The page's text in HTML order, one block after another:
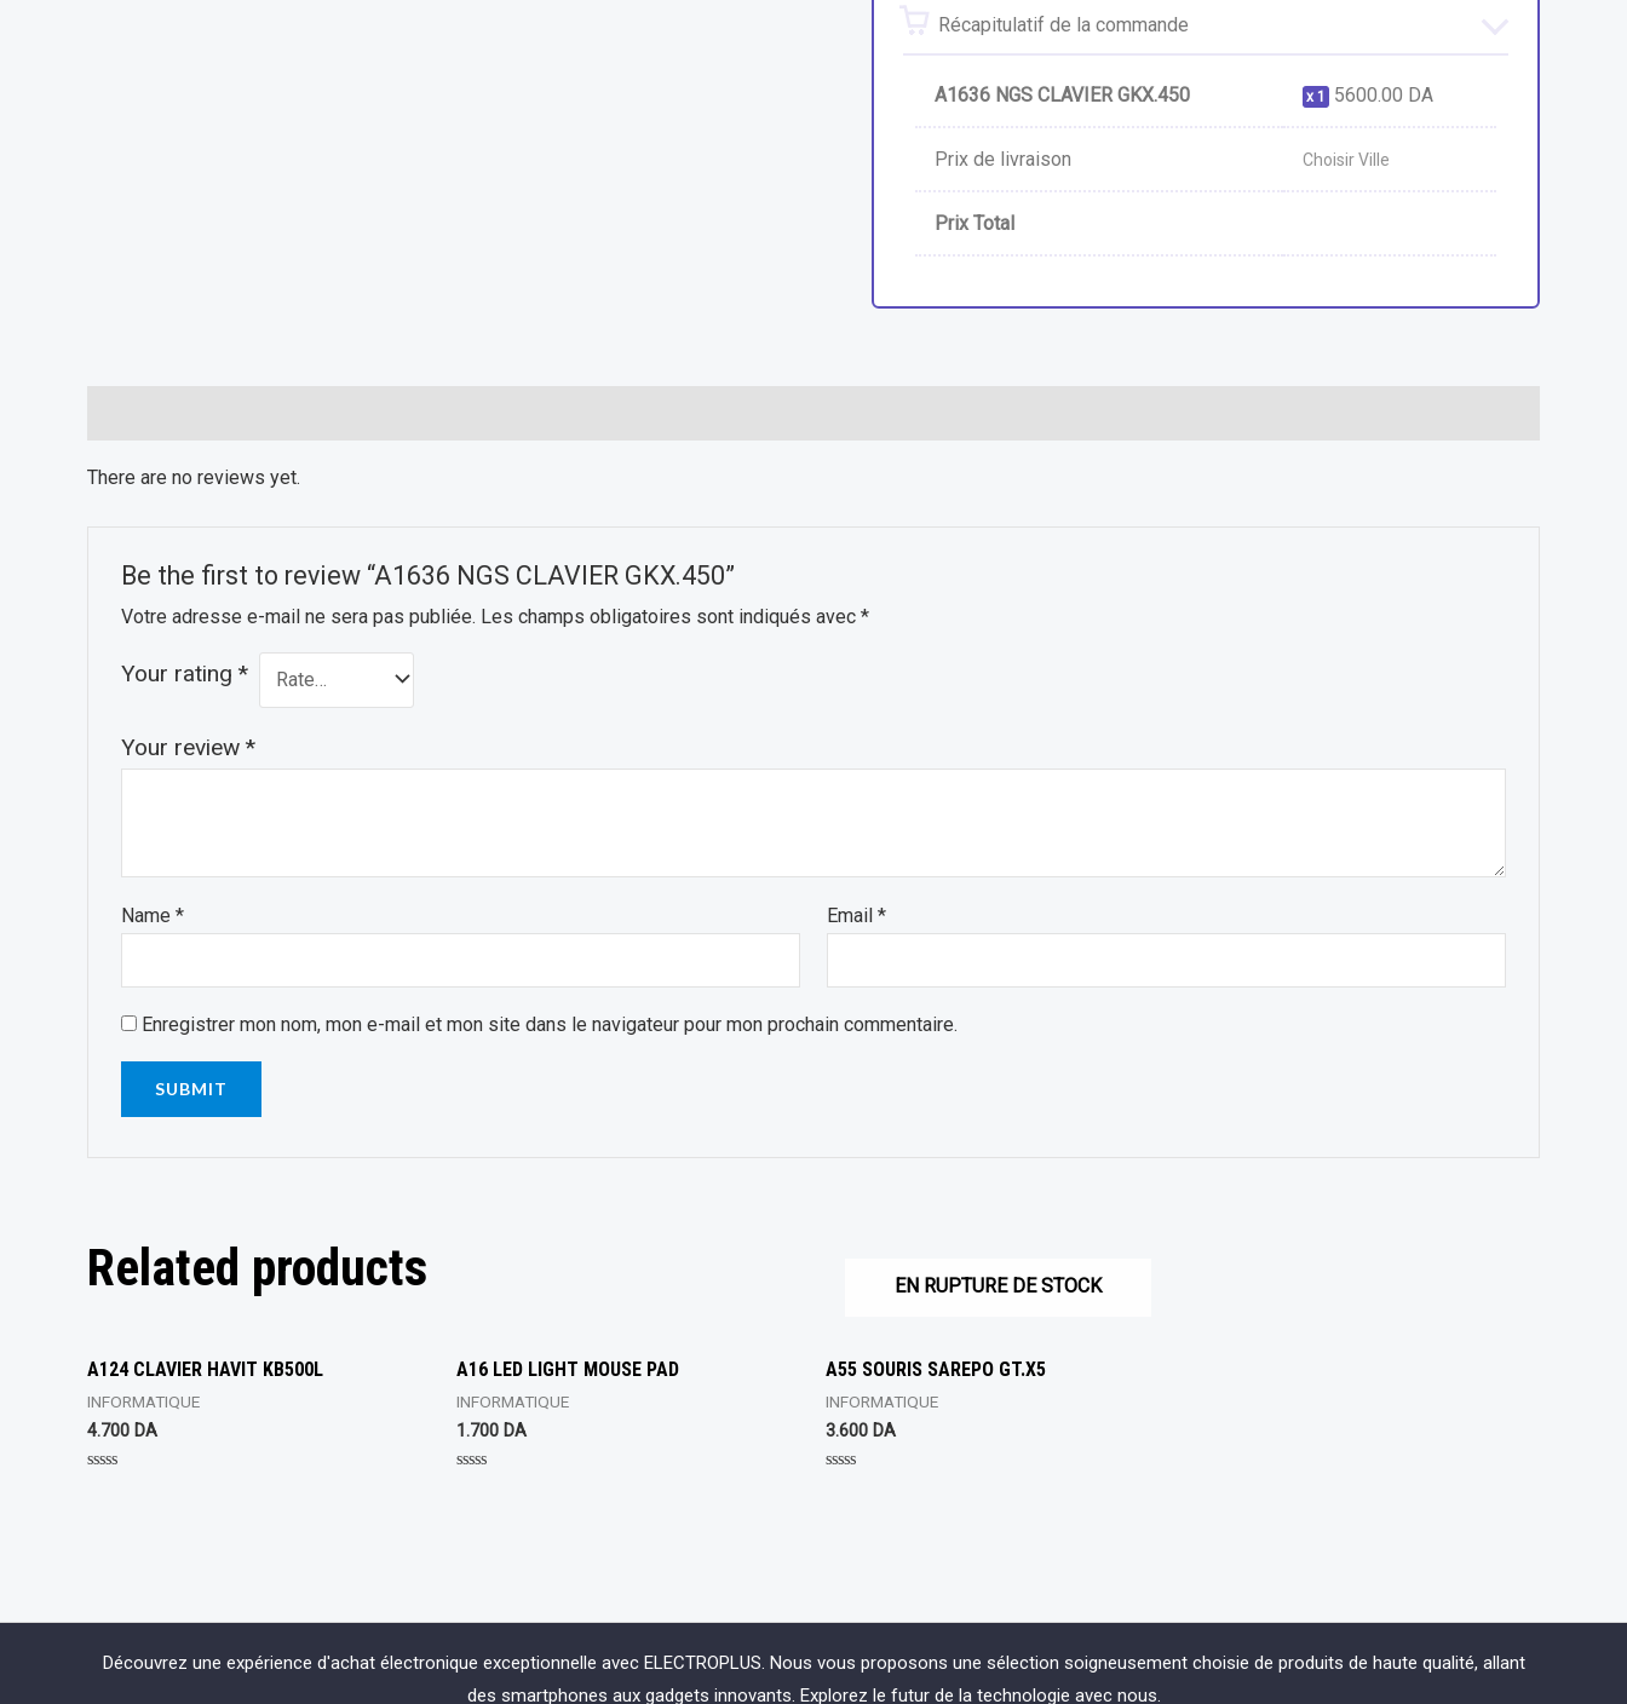
Récapitulatif de la commande
A1636 NGS CLAVIER GKX.450 1 5600.00 DA
Prix de livraison Choisir Ville
Prix Total
There are no reviews yet.
Be the first to review “A1636 NGS CLAVIER GKX.450”
Votre adresse e-mail ne sera pas publiée. Les champs obligatoires sont indiqués avec *
Your rating *
Your review *
Name * Email*
Enregistrer mon nom, mon e-mail et mon site dans le navigateur pour mon prochain commentaire.
Related products
A124 CLAVIER HAVIT KB500L
INFORMATIQUE
4.700 DA
A16 LED LIGHT MOUSE PAD
INFORMATIQUE
1.700 DA
EN RUPTURE DE STOCK
A55 SOURIS SAREPO GT.X5
INFORMATIQUE
3.600 DA
Découvrez une expérience d'achat électronique exceptionnelle avec ELECTROPLUS. Nous vous proposons une sélection soigneusement choisie de produits de haute qualité, allant
des smartphones aux gadgets innovants. Explorez le futur de la technologie avec nous.